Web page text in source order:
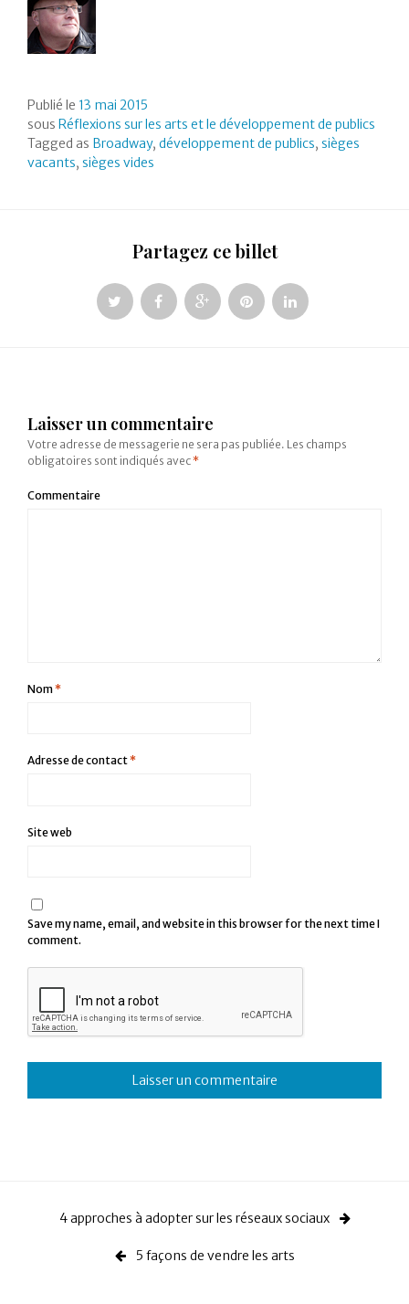
Publié le 13 mai 2015
sous Réflexions sur les arts et le développement de publics
Tagged as Broadway, développement de publics, sièges
vacants, sièges vides
Partagez ce billet
Laisser un commentaire
Votre adresse de messagerie ne sera pas publiée. Les champs
obligatoires sont indiqués avec*
Commentaire
Nom*
Adresse de contact*
Site web
Save my name, email, and website in this browser for the next time I
comment.
4 approches à adopter sur les réseaux sociaux
5 façons de vendre les arts